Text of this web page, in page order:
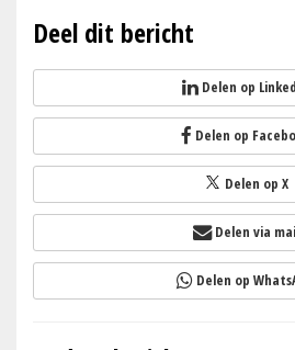
Deel dit bericht
Delen op
Delen op
Delen op X
Delen via
Delen op